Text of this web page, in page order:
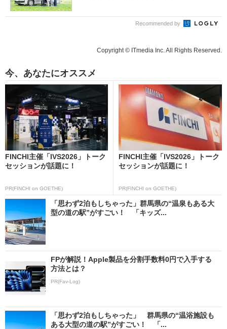
Recommended by
Copyright © ITmedia Inc. All Rights Reserved.
今、あなたにオススメ
FINCHI主催「IVS2026」トーク
セッションが話題に！
PR(FINCHI on GOETHE)
FINCHI主催「IVS2026」トーク
セッションが話題に！
PR(FINCHI on GOETHE)
「思わず2泊もしちゃった」群馬県の“温泉もある大
型の道の駅”がすごい！ 「キッズ...
FPが解説！Apple製品を分割手数料0円で入手する
方法とは？
PR(Fav-Log)
「思わず2泊もしちゃった」 群馬県の“温浴施設も
ある大型の道の駅”がすごい！ 「...